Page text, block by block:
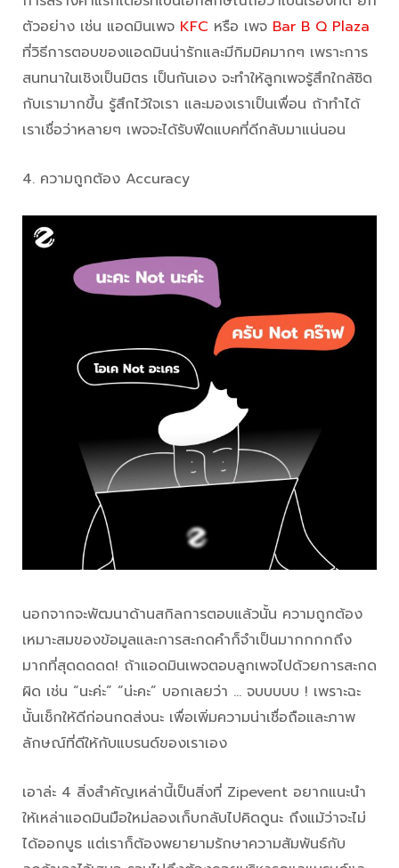
ตัวอย่าง เช่น แอดมินเพจ KFC หรือ เพจ Bar B Q Plaza
ที่วิธีการตอบของแอดมินน่ารักและมีกิมมิคมากๆ เพราะการ
สนทนาในเชิงเป็นมิตร เป็นกันเอง จะทำให้ลูกเพจรู้สึกใกล้ชิด
กับเรามากขึ้น รู้สึกไว้ใจเรา และมองเราเป็นเพื่อน ถ้าทำได้
เราเชื่อว่าหลายๆ เพจจะได้รับฟีดแบคที่ดีกลับมาแน่นอน
4. ความถูกต้อง Accuracy
นอกจากจะพัฒนาด้านสกิลการตอบแล้วนั้น ความถูกต้อง
เหมาะสมของข้อมูลและการสะกดคำก็จำเป็นมากกกกถึง
มากที่สุดดดดด! ถ้าแอดมินเพจตอบลูกเพจไปด้วยการสะกด
ผิด เช่น “นะค่ะ” “น่ะคะ” บอกเลยว่า … จบบบบบ ! เพราะฉะ
นั้นเช็กให้ดีก่อนกดส่งนะ เพื่อเพิ่มความน่าเชื่อถือและภาพ
ลักษณ์ที่ดีให้กับแบรนด์ของเราเอง
เอาล่ะ 4 สิ่งสำคัญเหล่านี้เป็นสิ่งที่ Zipevent อยากแนะนำ
ให้เหล่าแอดมินมือใหม่ลองเก็บกลับไปคิดดูนะ ถึงแม้ว่าจะไม่
ได้ออกบูธ แต่เราก็ต้องพยายามรักษาความสัมพันธ์กับ